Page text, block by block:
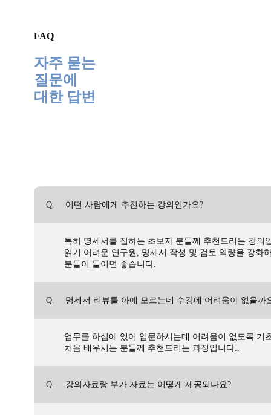
FAQ
자주 묻는
질문에
대한 답변
Q. 어떤 사람에게 추천하는 강의인가요?
특허 명세서를 접하는 초보자 분들께 추천드리는 강
읽기 어려운 연구원, 명세서 작성 및 검토 역량을 강화
분들이 들이면 좋습니다.
Q. 명세서 리뷰를 아예 모르는데 수강에 어려움이 없을까
업무를 하심에 있어 입문하시는데 어려움이 없도록
처음 배우시는 분들께 추천드리는 과정입니다..
Q. 강의자료랑 부가 자료는 어떻게 제공되나요?